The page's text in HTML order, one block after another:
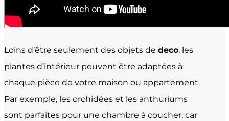
Loins d’être seulement des objets de deco, les
plantes d’intérieur peuvent être adaptées à
chaque pièce de votre maison ou appartement.
Par exemple, les orchidées et les anthuriums
sont parfaites pour une chambre à coucher, car